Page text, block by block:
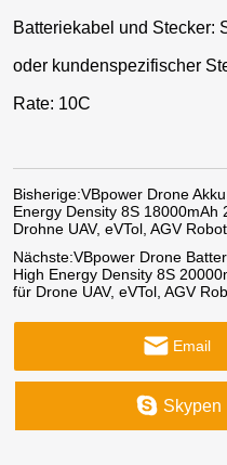
Batteriekabel und Stecker:
oder kundenspezifischer
Rate: 10C
Bisherige:VBpower Drone
Energy Density 8S 18000mAh
Drohne UAV, eVTol, AGV
Nächste:VBpower Drone
High Energy Density 8S
für Drone UAV, eVTol, AGV
Email
Skypen